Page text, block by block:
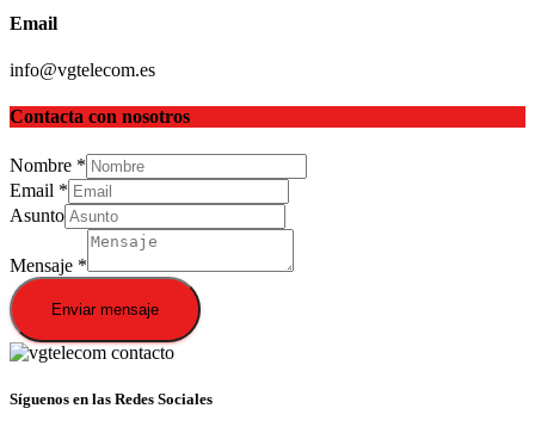
Email
info@vgtelecom.es
Contacta con nosotros
Nombre *
Email *
Asunto
Mensaje *
Enviar mensaje
Síguenos en las Redes Sociales